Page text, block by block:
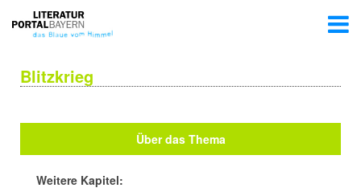
Blitzkrieg
Über das Thema
Weitere Kapitel: